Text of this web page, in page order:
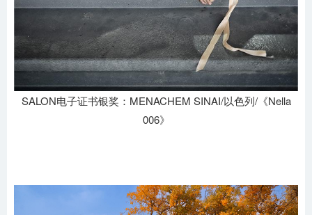
SALON电子证书银奖：MENACHEM SINAI/以色列/《Nella
006》